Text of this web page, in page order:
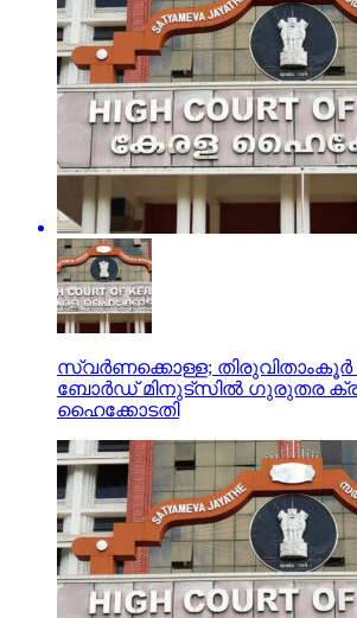
സ്വര്‍ണക്കൊള്ള; തിരുവിതാംകൂര്‍
ബോര്‍ഡ് മിനുട്‌സില്‍ ഗുരുതര
ഹൈക്കോടതി